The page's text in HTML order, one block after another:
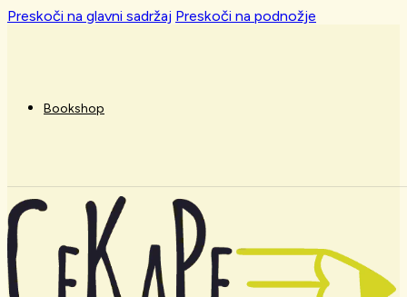
Preskoči na glavni sadržaj Preskoči na podnožje
Bookshop